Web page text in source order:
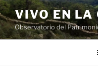
Saltar
al
contenido
VIVO EN LA
Observatorio del